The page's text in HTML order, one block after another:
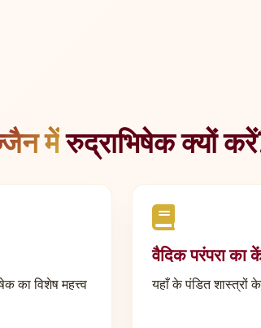
मेंरुद्राभिषेक क्यों
का विशेष महत्त्व
वैदिक परंपरा का
यहाँ के पंडित शास्त्रों के